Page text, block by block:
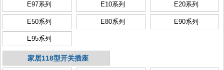
E97系列 E10系列 E20系列
E50系列 E80系列 E90系列
E95系列
家居118型开关插座